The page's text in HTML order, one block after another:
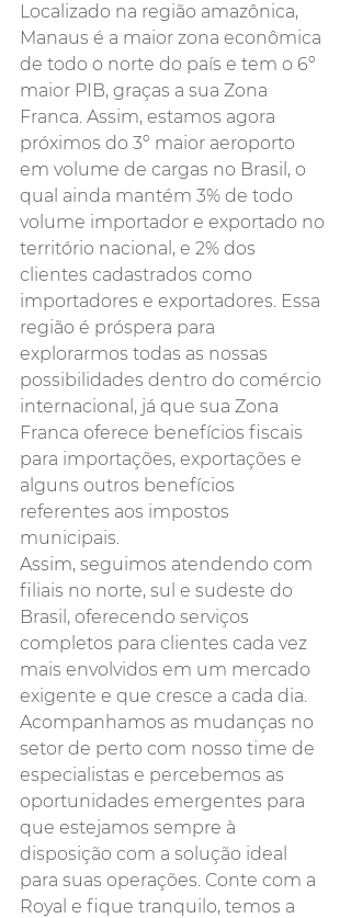
Localizado na região amazônica,
Manaus é a maior zona econômica
de todo o norte do país e tem o 6º
maior PIB, graças a sua Zona
Franca. Assim, estamos agora
próximos do 3º maior aeroporto
em volume de cargas no Brasil, o
qual ainda mantém 3% de todo
volume importador e exportado no
território nacional, e 2% dos
clientes cadastrados como
importadores e exportadores. Essa
região é próspera para
explorarmos todas as nossas
possibilidades dentro do comércio
internacional, já que sua Zona
Franca oferece benefícios fiscais
para importações, exportações e
alguns outros benefícios
referentes aos impostos
municipais.
Assim, seguimos atendendo com
filiais no norte, sul e sudeste do
Brasil, oferecendo serviços
completos para clientes cada vez
mais envolvidos em um mercado
exigente e que cresce a cada dia.
Acompanhamos as mudanças no
setor de perto com nosso time de
especialistas e percebemos as
oportunidades emergentes para
que estejamos sempre à
disposição com a solução ideal
para suas operações. Conte com a
Royal e fique tranquilo, temos a